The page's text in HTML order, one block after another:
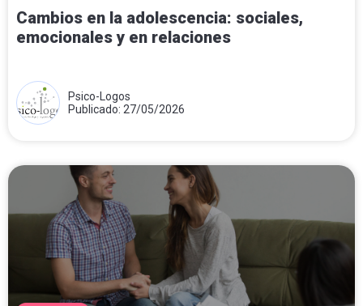
Cambios en la adolescencia: sociales,
emocionales y en relaciones
Psico-Logos
Publicado: 27/05/2026